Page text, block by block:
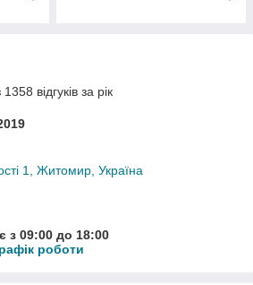
відгуків за рік
1, Житомир, Україна
з 09:00 до 18:00
роботи